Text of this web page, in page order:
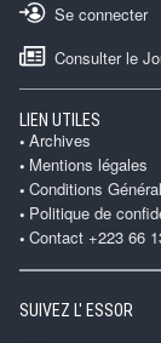
Se connecter
Consulter le
LIEN UTILES
Archives
Mentions légales
Conditions
Politique de
Contact +223 66
SUIVEZ L' ESSOR